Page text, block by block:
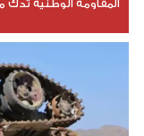
المقاومة الوطنية